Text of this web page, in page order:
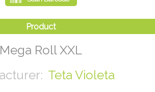
Mega Roll XXL
Teta Violeta